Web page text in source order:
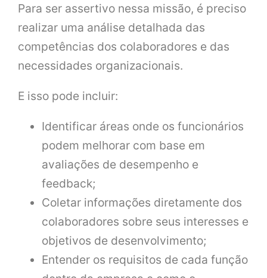
Para ser assertivo nessa missão, é preciso
realizar uma análise detalhada das
competências dos colaboradores e das
necessidades organizacionais.
E isso pode incluir:
Identificar áreas onde os funcionários
podem melhorar com base em
avaliações de desempenho e
feedback;
Coletar informações diretamente dos
colaboradores sobre seus interesses e
objetivos de desenvolvimento;
Entender os requisitos de cada função